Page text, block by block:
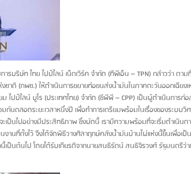
รบริษัท ไทย ไปป์ไลน์ เน็ตเวิร์ค จำกัด (ทีพีเอ็น – TPN) กล่าวว่า ต
าติ (กพช.) ให้ดำเนินการขยายท่อขนส่งน้ำมันในภาคตะวันออกเฉียง
ม ไปป์ไลน์ บูโร (ประเทศไทย) จำกัด (ซีพีพี – CPP) เป็นผู้ดำเนินการ
กันตลอดระยะเวลาหนึ่งปี เพื่อทำการเตรียมพร้อมในเรื่องของระบบ
ะเป็นไปอย่างมีประสิทธิภาพ ซึ่งบัดนี้ เรามีความพร้อมที่จะเริ่มดำเนิน
านที่ตั้งไว้ จึงได้จัดพิธีวางศิลาฤกษ์คลังน้ำมันบ้านไผ่แห่งนี้ขึ้นเพื่อเป็
ป็นต้นไป โดยได้รับเกียรติจากนายสนธิรัตน์ สนธิจิรวงศ์ รัฐมนตรีว่า